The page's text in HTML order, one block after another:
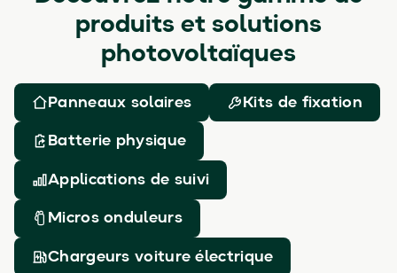
produits et solutions
photovoltaïques
Panneaux solaires Kits de fixation
Batterie physique
Applications de suivi
Micros onduleurs
Chargeurs voiture électrique